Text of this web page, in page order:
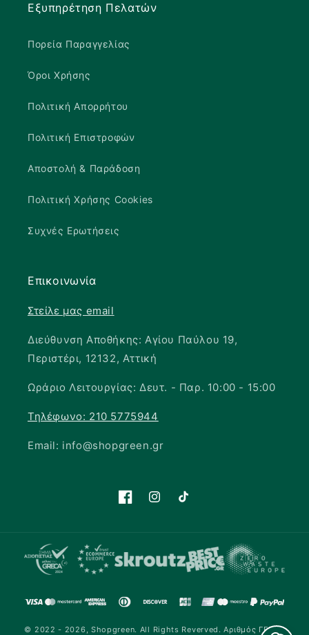
Εξυπηρέτηση Πελατών
Πορεία Παραγγελίας
Όροι Χρήσης
Πολιτική Απορρήτου
Πολιτική Επιστροφών
Αποστολή & Παράδοση
Πολιτική Χρήσης Cookies
Συχνές Ερωτήσεις
Επικοινωνία
Στείλε μας email
Διεύθυνση Αποθήκης: Αγίου Παύλου 19,
Περιστέρι, 12132, Αττική
Ωράριο Λειτουργίας: Δευτ. - Παρ. 10:00 - 15:00
Τηλέφωνο: 210 5775944
Email: info@shopgreen.gr
FacebookInstagramTikTok
© 2022 - 2026, Shopgreen. All Rights Reverved. Αριθμός ΓΕΜΗ: